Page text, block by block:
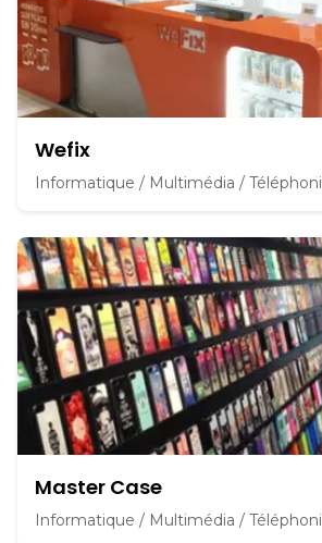
Wefix
Informatique / Multimédia /
Master Case
Informatique / Multimédia /